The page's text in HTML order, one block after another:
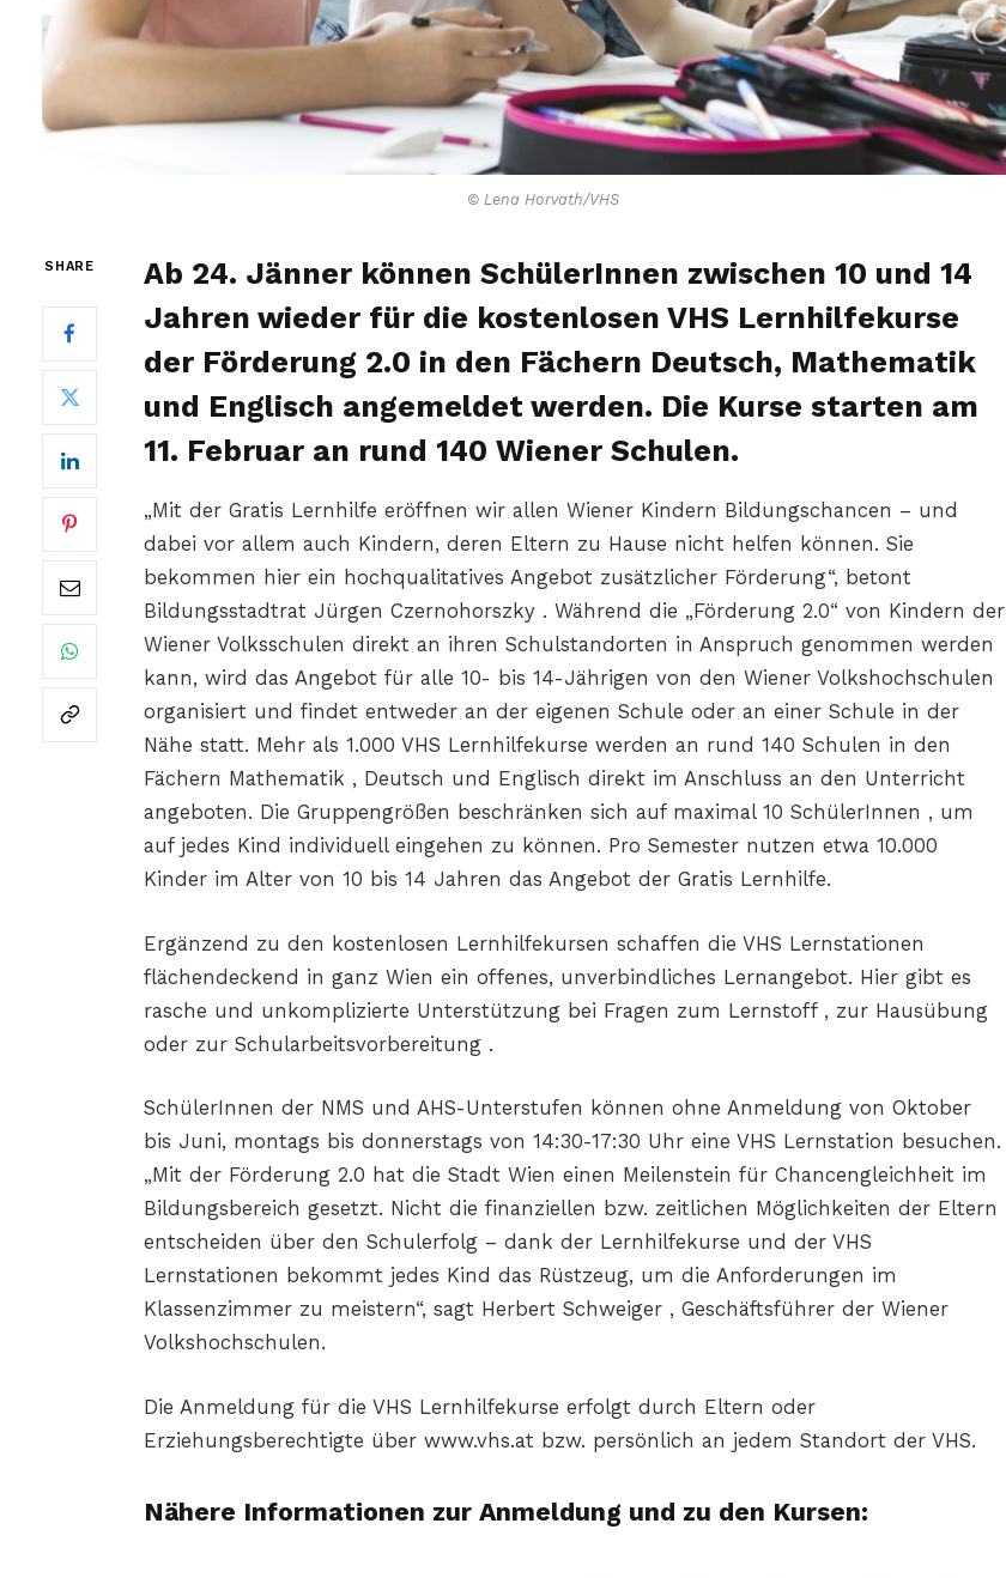
© Lena Horvath/VHS
SHARE
Ab 24. Jänner können SchülerInnen zwischen 10 und 14
Jahren wieder für die kostenlosen VHS Lernhilfekurse
der Förderung 2.0 in den Fächern Deutsch, Mathematik
und Englisch angemeldet werden. Die Kurse starten am
11. Februar an rund 140 Wiener Schulen.
„Mit der Gratis Lernhilfe eröffnen wir allen Wiener Kindern Bildungschancen – und
dabei vor allem auch Kindern, deren Eltern zu Hause nicht helfen können. Sie
bekommen hier ein hochqualitatives Angebot zusätzlicher Förderung“, betont
Bildungsstadtrat Jürgen Czernohorszky . Während die „Förderung 2.0“ von Kindern der
Wiener Volksschulen direkt an ihren Schulstandorten in Anspruch genommen werden
kann, wird das Angebot für alle 10- bis 14-Jährigen von den Wiener Volkshochschulen
organisiert und findet entweder an der eigenen Schule oder an einer Schule in der
Nähe statt. Mehr als 1.000 VHS Lernhilfekurse werden an rund 140 Schulen in den
Fächern Mathematik , Deutsch und Englisch direkt im Anschluss an den Unterricht
angeboten. Die Gruppengrößen beschränken sich auf maximal 10 SchülerInnen , um
auf jedes Kind individuell eingehen zu können. Pro Semester nutzen etwa 10.000
Kinder im Alter von 10 bis 14 Jahren das Angebot der Gratis Lernhilfe.
Ergänzend zu den kostenlosen Lernhilfekursen schaffen die VHS Lernstationen
flächendeckend in ganz Wien ein offenes, unverbindliches Lernangebot. Hier gibt es
rasche und unkomplizierte Unterstützung bei Fragen zum Lernstoff , zur Hausübung
oder zur Schularbeitsvorbereitung .
SchülerInnen der NMS und AHS-Unterstufen können ohne Anmeldung von Oktober
bis Juni, montags bis donnerstags von 14:30-17:30 Uhr eine VHS Lernstation besuchen.
„Mit der Förderung 2.0 hat die Stadt Wien einen Meilenstein für Chancengleichheit im
Bildungsbereich gesetzt. Nicht die finanziellen bzw. zeitlichen Möglichkeiten der Eltern
entscheiden über den Schulerfolg – dank der Lernhilfekurse und der VHS
Lernstationen bekommt jedes Kind das Rüstzeug, um die Anforderungen im
Klassenzimmer zu meistern“, sagt Herbert Schweiger , Geschäftsführer der Wiener
Volkshochschulen.
Die Anmeldung für die VHS Lernhilfekurse erfolgt durch Eltern oder
Erziehungsberechtigte über www.vhs.at bzw. persönlich an jedem Standort der VHS.
Nähere Informationen zur Anmeldung und zu den Kursen: